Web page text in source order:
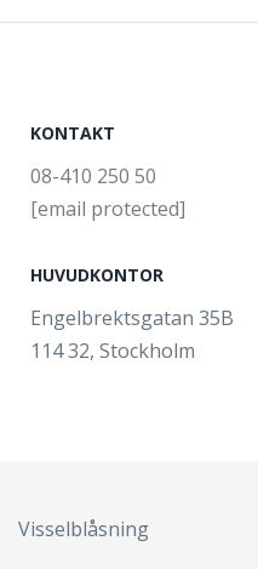
KONTAKT
08-410 250 50
[email protected]
HUVUDKONTOR
Engelbrektsgatan 35B
114 32, Stockholm
Visselblåsning